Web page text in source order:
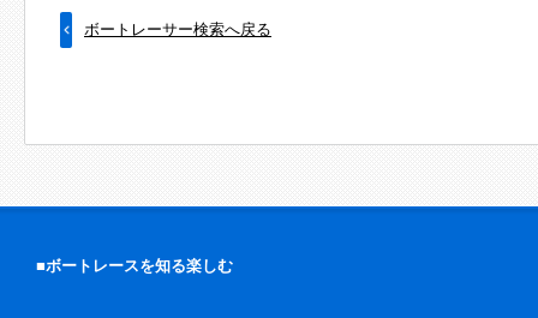
ボートレーサー検索へ戻る
■ボートレースを知る楽しむ